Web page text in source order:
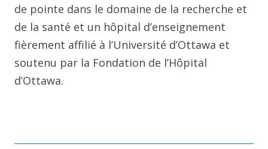
de pointe dans le domaine de la recherche et
de la santé et un hôpital d’enseignement
fièrement affilié à l’Université d’Ottawa et
soutenu par la Fondation de l’Hôpital
d’Ottawa.